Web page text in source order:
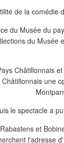
de la comédie
du Musée du
du Musée
le spectacle a
et
l'adresse